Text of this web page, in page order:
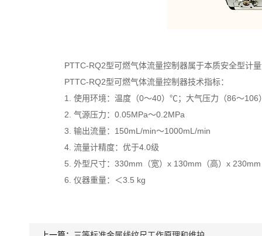
PTTC-RQ2型可燃气体流量控制器属于本质安全型计量
PTTC-RQ2型可燃气体流量控制器技术指标：
1. 使用环境：温度（0～40）℃；大气压力（86～106
2. 气源压力：0.05MPa～0.2MPa
3. 输出流量：150mL/min～1000mL/min
4. 流量计精度：优于4.0级
5. 外型尺寸：330mm（宽）x 130mm（高）x 230mm
6. 仪器重量：＜3.5 kg